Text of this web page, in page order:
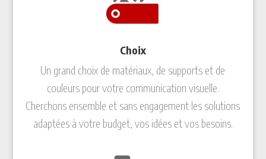
Choix
Un grand choix de matériaux, de supports et de
couleurs pour votre communication visuelle.
Cherchons ensemble et sans engagement les solutions
adaptées à votre budget, vos idées et vos besoins.